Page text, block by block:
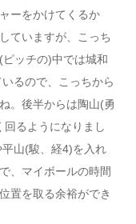
ーをかけてくるか
ていますが、こっち
ッチの)中では城和
るので、こっちから
。後半からは陶山(勇
るようになりまし
山(駿、経4)を入れ
、マイボールの時間
置を取る余裕ができ